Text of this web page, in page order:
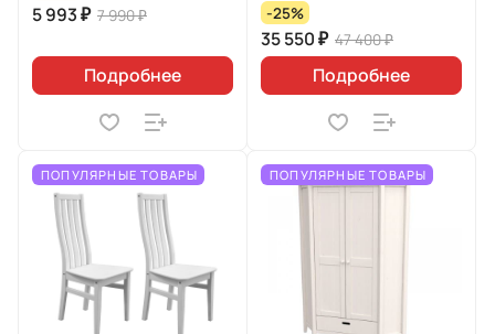
5 993 ₽ 7 990 ₽
Подробнее
-25%
35 550 ₽ 47 400 ₽
Подробнее
ПОПУЛЯРНЫЕ ТОВАРЫ ПОПУЛЯРНЫЕ ТОВАРЫ